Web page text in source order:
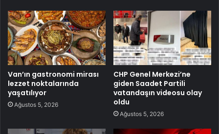
Van’ın gastronomi mirası
lezzet noktalarında
yaşatılıyor
Ağustos 5, 2026
CHP Genel Merkezi’ne
giden Saadet Partili
vatandaşın videosu olay
oldu
Ağustos 5, 2026